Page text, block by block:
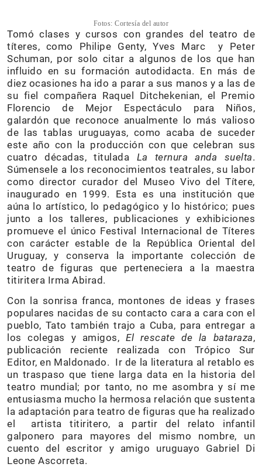
Fotos: Cortesía del autor
Tomó clases y cursos con grandes del teatro de
títeres, como Philipe Genty, Yves Marc y Peter
Schuman, por solo citar a algunos de los que han
influido en su formación autodidacta. En más de
diez ocasiones ha ido a parar a sus manos y a las de
su fiel compañera Raquel Ditchekenian, el Premio
Florencio de Mejor Espectáculo para Niños,
galardón que reconoce anualmente lo más valioso
de las tablas uruguayas, como acaba de suceder
este año con la producción con que celebran sus
cuatro décadas, titulada La ternura anda suelta.
Súmensele a los reconocimientos teatrales, su labor
como director curador del Museo Vivo del Títere,
inaugurado en 1999. Esta es una institución que
aúna lo artístico, lo pedagógico y lo histórico; pues
junto a los talleres, publicaciones y exhibiciones
promueve el único Festival Internacional de Títeres
con carácter estable de la República Oriental del
Uruguay, y conserva la importante colección de
teatro de figuras que perteneciera a la maestra
titiritera Irma Abirad.
Con la sonrisa franca, montones de ideas y frases
populares nacidas de su contacto cara a cara con el
pueblo, Tato también trajo a Cuba, para entregar a
los colegas y amigos, El rescate de la bataraza,
publicación reciente realizada con Trópico Sur
Editor, en Maldonado. Ir de la literatura al retablo es
un traspaso que tiene larga data en la historia del
teatro mundial; por tanto, no me asombra y sí me
entusiasma mucho la hermosa relación que sustenta
la adaptación para teatro de figuras que ha realizado
el artista titiritero, a partir del relato infantil
galponero para mayores del mismo nombre, un
cuento del escritor y amigo uruguayo Gabriel Di
Leone Ascorreta.